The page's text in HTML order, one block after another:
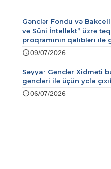
Gənclər Fondu və
və Süni İntellekt” üzrə
proqramının qalibləri ilə
09/07/2026
Səyyar Gənclər Xidməti
gəncləri ilə üçün yola
06/07/2026